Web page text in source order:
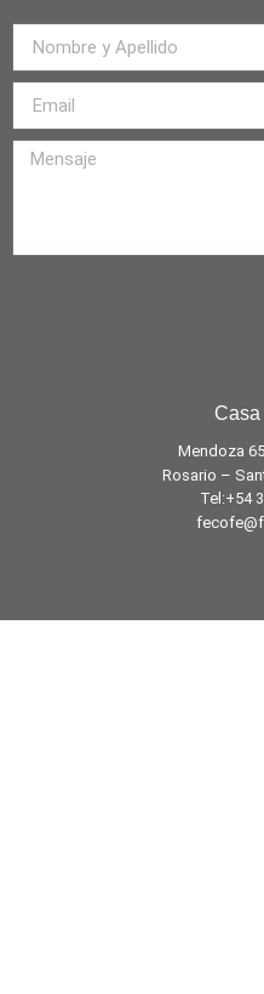
Casa
Mendoza
Rosario –
Tel:+54